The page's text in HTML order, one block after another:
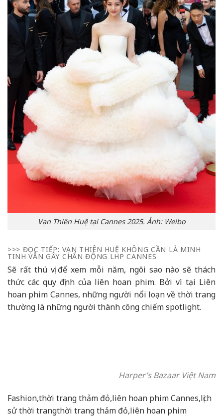
Vạn Thiên Huệ tại Cannes 2025. Ảnh: Weibo
>>> ĐỌC TIẾP: VẠN THIÊN HUỆ KHÔNG CẦN LÀ MINH
TINH VẪN GÂY CHẤN ĐỘNG LHP CANNES
Sẽ rất thú vị để xem mỗi năm, ngôi sao nào sẽ thách
thức các quy định của liên hoan phim. Bởi vì tại Liên
hoan phim Cannes, những người nổi loạn về thời trang
thường là những người thành công chiếm spotlight.
Harper’s Bazaar Việt Nam
Fashion,thời trang thảm đỏ,liên hoan phim Cannes,lịch
sử thời trangthời trang thảm đỏ,liên hoan phim